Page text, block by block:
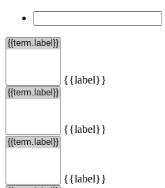
{{label}}
{{label}}
{{label}}